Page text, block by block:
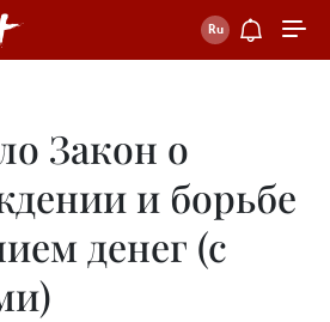
Закон о
и борьбе
денег (с